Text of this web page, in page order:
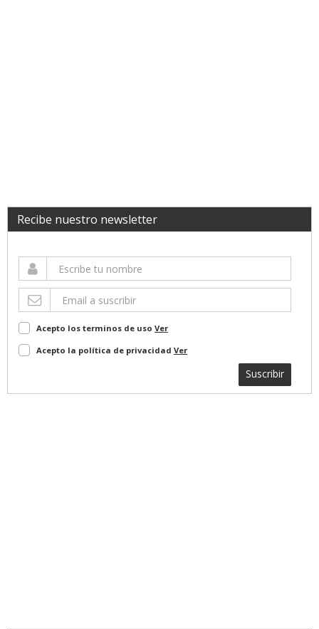
Recibe nuestro newsletter
Acepto los terminos de uso Ver
Acepto la política de privacidad Ver
Suscribir